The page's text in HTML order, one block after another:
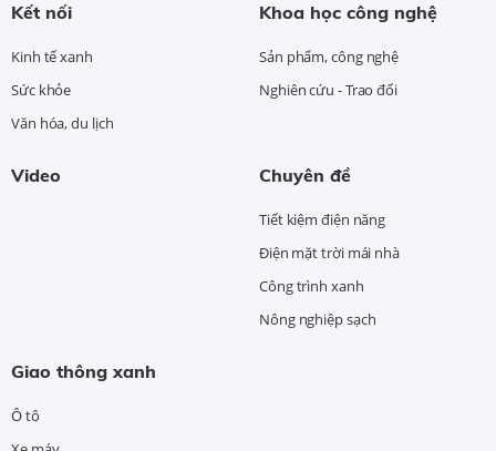
Kết nối
Kinh tế xanh
Sức khỏe
Văn hóa, du lịch
Khoa học công nghệ
Sản phẩm, công nghệ
Nghiên cứu - Trao đổi
Video Chuyên đề
Tiết kiệm điện năng
Điện mặt trời mái nhà
Công trình xanh
Nông nghiệp sạch
Giao thông xanh
Ô tô